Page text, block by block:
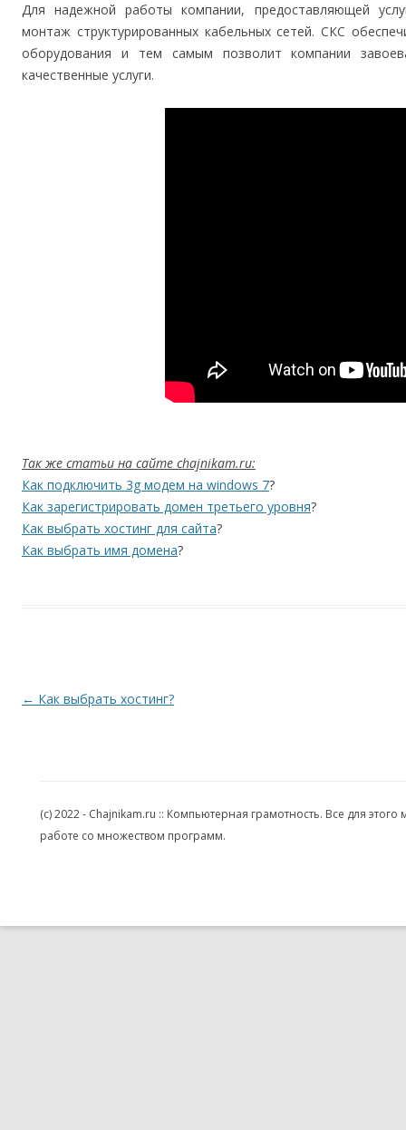
Для надежной работы компании, предоставляющей
монтаж структурированных кабельных сетей. СКС
оборудования и тем самым позволит компании
качественные услуги.
Так же статьи на сайте chajnikam.ru:
Как подключить 3g модем на windows 7?
Как зарегистрировать домен третьего уровня?
Как выбрать хостинг для сайта?
Как выбрать имя домена?
Навигация по записям
← Как выбрать хостинг?
(c) 2022 - Chajnikam.ru :: Компьютерная грамотность. Все для
работе со множеством программ.